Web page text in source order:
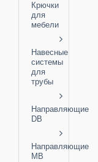
Крючки
для
мебели
Навесные
системы
для
трубы
Направляющие
DB
Направляющие
MB